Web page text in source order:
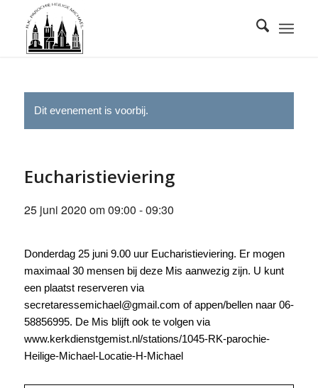
Dit evenement is voorbij.
Eucharistieviering
25 juni 2020 om 09:00 -09:30
Donderdag 25 juni 9.00 uur Eucharistieviering. Er mogen
maximaal 30 mensen bij deze Mis aanwezig zijn. U kunt
een plaatst reserveren via
secretaressemichael@gmail.com of appen/bellen naar 06-
58856995. De Mis blijft ook te volgen via
www.kerkdienstgemist.nl/stations/1045-RK-parochie-
Heilige-Michael-Locatie-H-Michael